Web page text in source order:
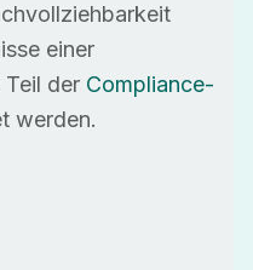
einer
Teil der Compliance-
werden.